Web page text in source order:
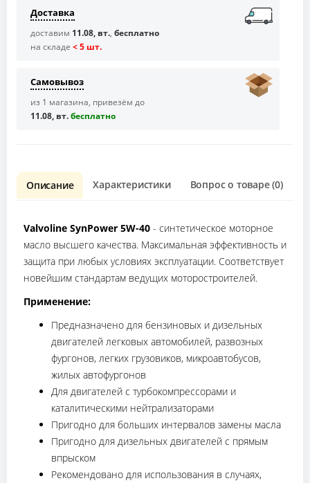
Доставка
доставим 11.08, вт., бесплатно
на складе < 5 шт.
Самовывоз
из 1 магазина, привезём до
11.08, вт.бесплaтно
Описание Характеристики Вопрос о товаре (0)
Valvoline SynPower 5W-40 - cинтетическое моторное
масло высшего качества. Максимальная эффективность и
защита при любых условиях эксплуатации. Соответствует
новейшим стандартам ведущих моторостроителей.
Применение:
Предназначено для бензиновых и дизельных
двигателей легковых автомобилей, развозных
фургонов, легких грузовиков, микроавтобусов,
жилых автофургонов
Для двигателей с турбокомпрессорами и
каталитическими нейтрализаторами
Пригодно для больших интервалов замены масла
Пригодно для дизельных двигателей с прямым
впрыском
Рекомендовано для использования в случаях,